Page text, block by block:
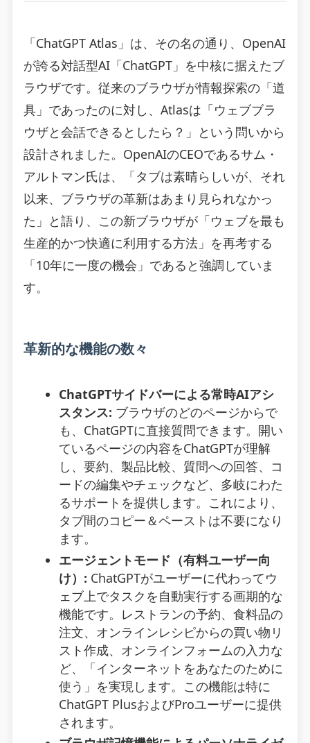
「ChatGPT Atlas」は、その名の通り、OpenAI
が誇る対話型AI「ChatGPT」を中核に据えたブ
ラウザです。従来のブラウザが情報探索の「道
具」であったのに対し、Atlasは「ウェブブラ
ウザと会話できるとしたら？」という問いから
設計されました。OpenAIのCEOであるサム・
アルトマン氏は、「タブは素晴らしいが、それ
以来、ブラウザの革新はあまり見られなかっ
た」と語り、この新ブラウザが「ウェブを最も
生産的かつ快適に利用する方法」を再考する
「10年に一度の機会」であると強調していま
す。
革新的な機能の数々
ChatGPTサイドバーによる常時AIアシ
スタンス: ブラウザのどのページからで
も、ChatGPTに直接質問できます。開い
ているページの内容をChatGPTが理解
し、要約、製品比較、質問への回答、コ
ードの編集やチェックなど、多岐にわた
るサポートを提供します。これにより、
タブ間のコピー＆ペーストは不要になり
ます。
エージェントモード（有料ユーザー向
け）: ChatGPTがユーザーに代わってウ
ェブ上でタスクを自動実行する画期的な
機能です。レストランの予約、食料品の
注文、オンラインレシピからの買い物リ
スト作成、オンラインフォームの入力な
ど、「インターネットをあなたのために
使う」を実現します。この機能は特に
ChatGPT PlusおよびProユーザーに提供
されます。